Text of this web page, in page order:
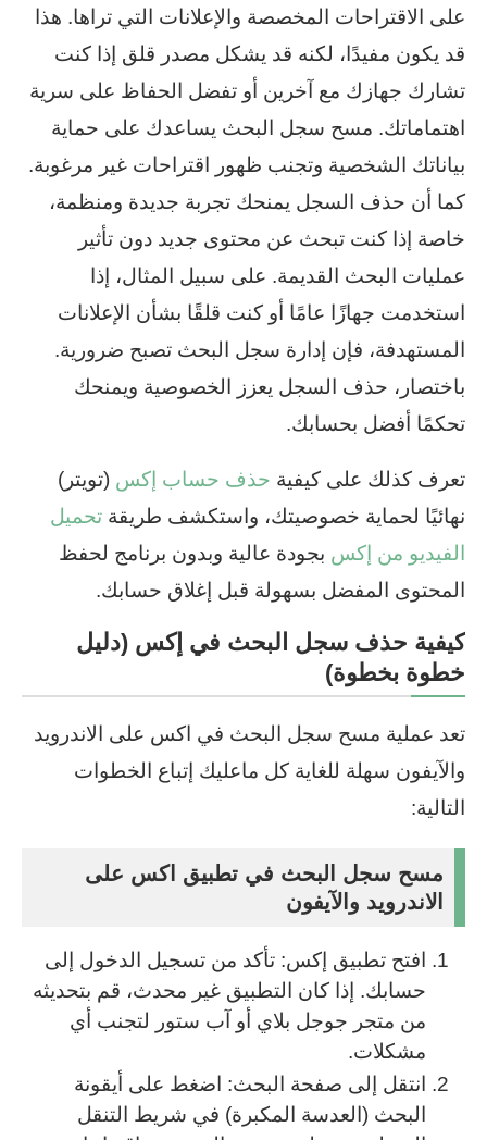
على الاقتراحات المخصصة والإعلانات التي تراها. هذا
قد يكون مفيدًا، لكنه قد يشكل مصدر قلق إذا كنت
تشارك جهازك مع آخرين أو تفضل الحفاظ على سرية
اهتماماتك. مسح سجل البحث يساعدك على حماية
بياناتك الشخصية وتجنب ظهور اقتراحات غير مرغوبة.
كما أن حذف السجل يمنحك تجربة جديدة ومنظمة،
خاصة إذا كنت تبحث عن محتوى جديد دون تأثير
عمليات البحث القديمة. على سبيل المثال، إذا
استخدمت جهازًا عامًا أو كنت قلقًا بشأن الإعلانات
المستهدفة، فإن إدارة سجل البحث تصبح ضرورية.
باختصار، حذف السجل يعزز الخصوصية ويمنحك
تحكمًا أفضل بحسابك.
تعرف كذلك على كيفية حذف حساب إكس (تويتر)
نهائيًا لحماية خصوصيتك، واستكشف طريقة تحميل
الفيديو من إكس بجودة عالية وبدون برنامج لحفظ
المحتوى المفضل بسهولة قبل إغلاق حسابك.
كيفية حذف سجل البحث في إكس (دليل
خطوة بخطوة)
تعد عملية مسح سجل البحث في اكس على الاندرويد
والآيفون سهلة للغاية كل ماعليك إتباع الخطوات
التالية:
مسح سجل البحث في تطبيق اكس على
الاندرويد والآيفون
افتح تطبيق إكس: تأكد من تسجيل الدخول إلى
حسابك. إذا كان التطبيق غير محدث، قم بتحديثه
من متجر جوجل بلاي أو آب ستور لتجنب أي
مشكلات.
انتقل إلى صفحة البحث: اضغط على أيقونة
البحث (العدسة المكبرة) في شريط التنقل